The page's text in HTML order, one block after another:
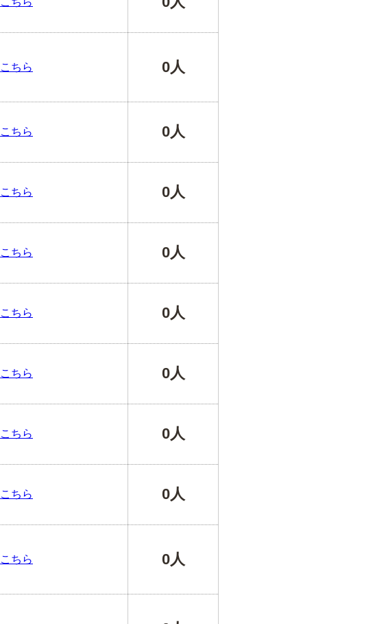
こちら 0人
こちら 0人
こちら 0人
こちら 0人
こちら 0人
こちら 0人
こちら 0人
こちら 0人
こちら 0人